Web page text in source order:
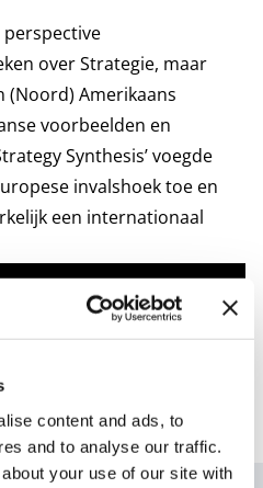
content and ads, to
and to analyse our traffic.
your use of our site with
over Strategie, maar
(Noord) Amerikaans
voorbeelden en
Synthesis’ voegde
invalshoek toe en
een internationaal